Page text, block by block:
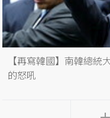
【再寫韓國】南韓總
的怒吼